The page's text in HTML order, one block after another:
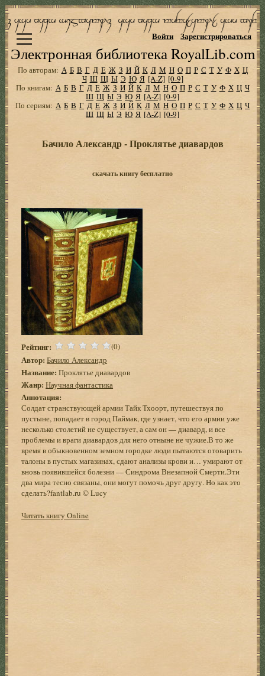
Электронная библиотека RoyalLib.com
Войти Зарегистрироваться
По авторам: А Б В Г Д Е Ж З И Й К Л М Н О П Р С Т У Ф Х Ц
Ч Ш Щ Ы Э Ю Я [A-Z] [0-9]
По книгам: А Б В Г Д Е Ж З И Й К Л М Н О П Р С Т У Ф Х Ц Ч
Ш Щ Ы Э Ю Я [A-Z] [0-9]
По сериям: А Б В Г Д Е Ж З И Й К Л М Н О П Р С Т У Ф Х Ц Ч
Ш Щ Ы Э Ю Я [A-Z] [0-9]
Бачило Александр - Проклятье диавардов
скачать книгу бесплатно
Рейтинг: (0)
Автор: Бачило Александр
Название: Проклятье диавардов
Жанр: Научная фантастика
Аннотация:
Солдат странствующей армии Тайк Тхоорт, путешествуя по
пустыне, попадает в город Паймак, где узнает, что его армии уже
несколько столетий не существует, а сам он — диавард, и все
проблемы и враги диавардов для него отныне не чужие.В то же
время в обыкновенном земном городке люди пытаются отоварить
талоны в пустых магазинах, сдают анализы крови и… умирают от
вновь появившейся болезни — Синдрома Внезапной Смерти.Эти
два мира тесно связаны, они могут помочь друг другу. Но как это
сделать?fantlab.ru © Lucy
Читать книгу Online